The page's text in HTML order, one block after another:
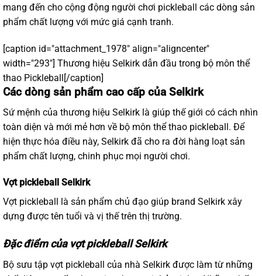
mang đến cho cộng động người chơi pickleball các dòng sản
phẩm chất lượng với mức giá cạnh tranh.
[caption id="attachment_1978" align="aligncenter"
width="293"] Thương hiệu Selkirk dẫn đầu trong bộ môn thể
thao Pickleball[/caption]
Các dòng sản phẩm cao cấp của Selkirk
Sứ mệnh của thương hiệu Selkirk là giúp thế giới có cách nhìn
toàn diện và mới mẻ hơn về bộ môn thể thao pickleball. Để
hiện thực hóa điều này, Selkirk đã cho ra đời hàng loạt sản
phẩm chất lượng, chinh phục mọi người chơi.
Vợt pickleball Selkirk
Vợt pickleball là sản phẩm chủ đạo giúp brand Selkirk xây
dựng được tên tuổi và vị thế trên thị trường.
Đặc điểm của vợt pickleball Selkirk
Bộ sưu tập vợt pickleball của nhà Selkirk được làm từ những